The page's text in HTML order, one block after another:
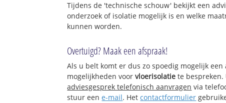
Tijdens de 'technische schouw' bekijkt een
onderzoek of isolatie mogelijk is en welke
kunnen worden.
Overtuigd? Maak een afspraak!
Als u belt komt er dus zo spoedig mogelijk
mogelijkheden voorvloerisolatie te
adviesgesprek telefonisch aanvragen via
stuur eene-mail. Hetcontactformulier